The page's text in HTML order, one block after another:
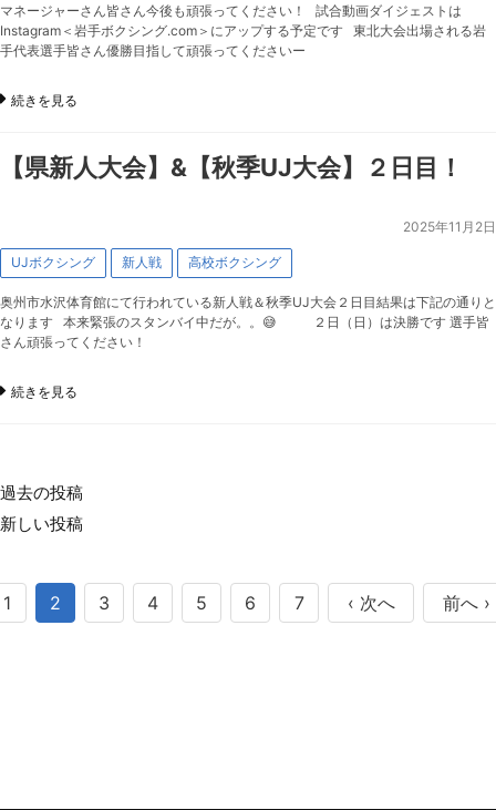
マネージャーさん皆さん今後も頑張ってください！ 試合動画ダイジェストは
Instagram＜岩手ボクシング.com＞にアップする予定です 東北大会出場される岩
手代表選手皆さん優勝目指して頑張ってくださいー
続きを見る
【県新人大会】&【秋季UJ大会】２日目！
2025年11月2日
UJボクシング 新人戦 高校ボクシング
奥州市水沢体育館にて行われている新人戦＆秋季UJ大会２日目結果は下記の通りと
なります 本来緊張のスタンバイ中だが。。😅 ２日（日）は決勝です 選手皆
さん頑張ってください！
続きを見る
投
ナ
ビ
過去の投稿
新しい投稿
‹ 次へ 前へ ›
1 2 3 4 5 6 7